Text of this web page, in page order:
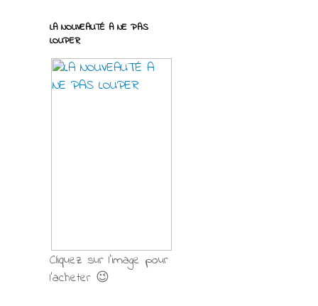
LA NOUVEAUTÉ A NE PAS
LOUPER
Cliquez sur l'image pour
l'acheter 😉